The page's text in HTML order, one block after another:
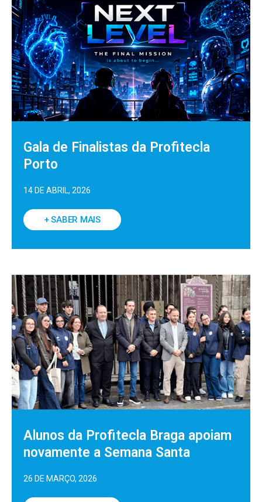
Gala de Finalistas da Profitecla
Porto
14 DE ABRIL, 2026
+ SABER MAIS
Alunos da Profitecla Braga apoiam
novamente a Semana Santa
26 DE MARÇO, 2026